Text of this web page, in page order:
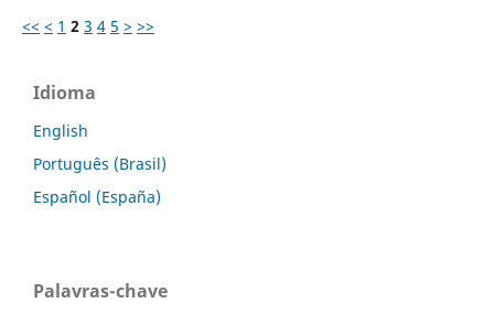
<< < 1 2 3 4 5 > >>
Idioma
English
Português (Brasil)
Español (España)
Palavras-chave